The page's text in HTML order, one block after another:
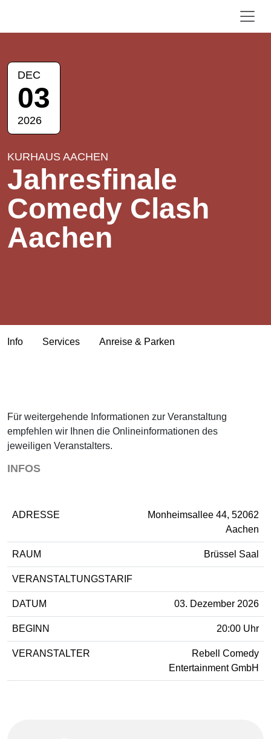
DEC
03
2026
KURHAUS AACHEN
Jahresfinale
Comedy Clash
Aachen
Info Services Anreise & Parken
Für weitergehende Informationen zur Veranstaltung
empfehlen wir Ihnen die Onlineinformationen des
jeweiligen Veranstalters.
INFOS
ADRESSE
Monheimsallee 44, 52062
Aachen
RAUM Brüssel Saal
VERANSTALTUNGSTARIF
DATUM 03. Dezember 2026
BEGINN 20:00 Uhr
VERANSTALTER
Rebell Comedy
Entertainment GmbH